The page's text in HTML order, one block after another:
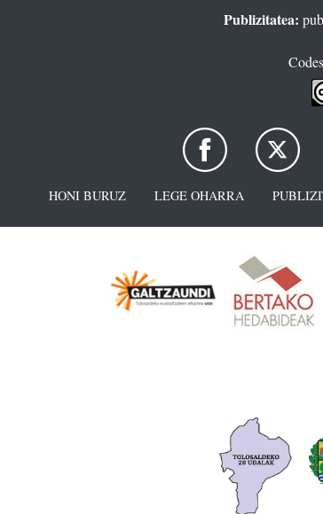
Publizitatea:
HONI BURUZ LEGE OHARRA